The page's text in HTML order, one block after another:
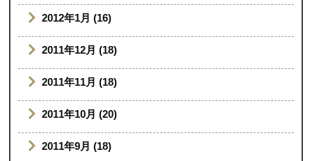
2012年1月 (16)
2011年12月 (18)
2011年11月 (18)
2011年10月 (20)
2011年9月 (18)